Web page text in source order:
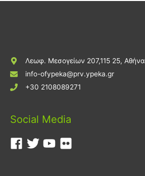
Λεωφ. Μεσογείων 207,115 25, Αθήνα
info-ofypeka@prv.ypeka.gr
+30 2108089271
Social Media